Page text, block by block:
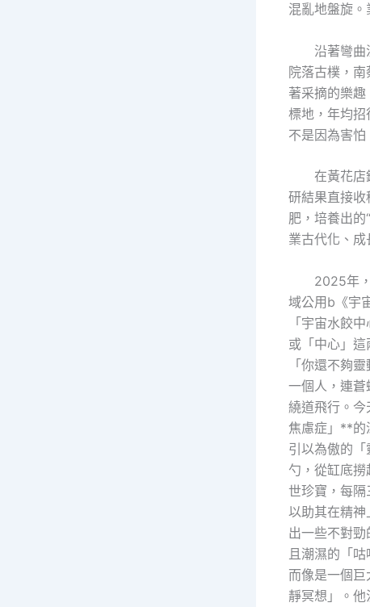
混亂地盤旋。
沿著彎
院落古樸，
著采摘的樂
標地，年均
不是因為害怕
在黃花店
研結果直接
肥，培養出
業古代化、成
2025年
域公用b《宇
「宇宙水餃
或「中心」
「你還不夠
一個人，連
繞道飛行。
焦慮症」**的
引以為傲的
勺，從缸底
世珍寶，每
以助其在精
出一些不對
且潮濕的「
而像是一個
靜冥想」。